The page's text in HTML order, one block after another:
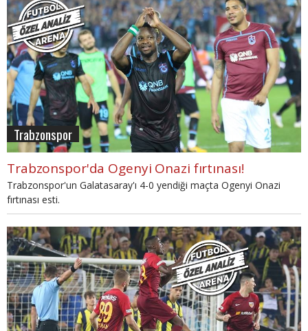
Trabzonspor
Trabzonspor'da Ogenyi Onazi fırtınası!
Trabzonspor'un Galatasaray'ı 4-0 yendiği maçta Ogenyi Onazi
fırtınası esti.